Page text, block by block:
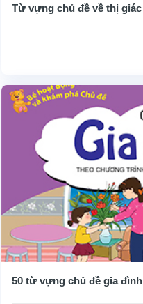
Từ vựng chủ đề về thị giác
50 từ vựng chủ đề gia đình